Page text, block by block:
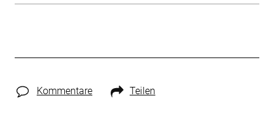
Kommentare Teilen